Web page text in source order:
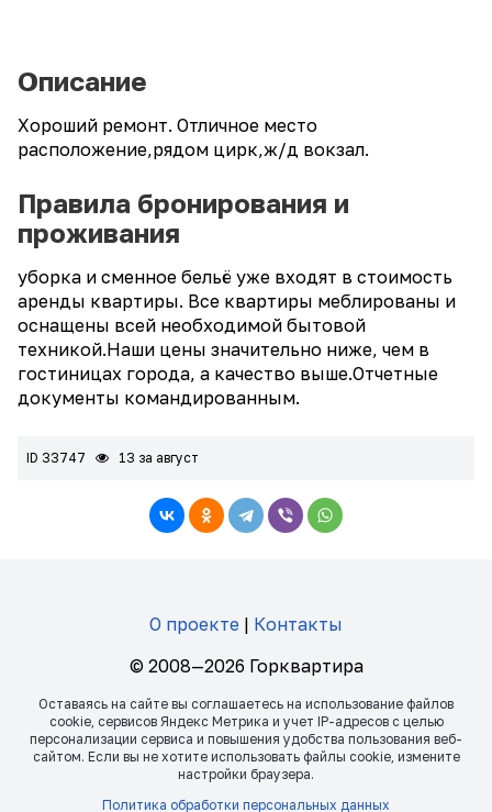
Описание
Хороший ремонт. Отличное место
расположение,рядом цирк,ж/д вокзал.
Правила бронирования и
проживания
уборка и сменное бельё уже входят в стоимость
аренды квартиры. Все квартиры меблированы и
оснащены всей необходимой бытовой
техникой.Наши цены значительно ниже, чем в
гостиницах города, а качество выше.Отчетные
документы командированным.
ID 33747 13 за август
О проекте | Контакты
© 2008—2026 Горквартира
Оставаясь на сайте вы соглашаетесь на использование файлов
сookie, сервисов Яндекс Метрика и учет IP-адресов с целью
персонализации сервиса и повышения удобства пользования веб-
сайтом. Если вы не хотите использовать файлы сookie, измените
настройки браузера.
Политика обработки персональных данных